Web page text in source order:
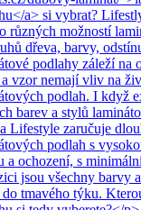
a> si vybrat?
různých možností
dřeva, barvy,
podlahy záleží na
vzor nemají vliv na
podlah. I když
barev a stylů
Lifestyle zaručuje
podlah s
a ochození, s
jsou všechny barvy
tmavého týku.